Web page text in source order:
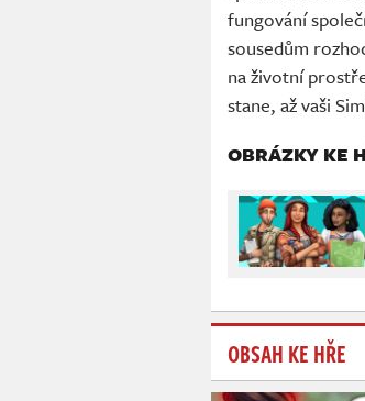
fungování
sousedům
na životní
stane, až vaši
OBRÁZKY KE
OBSAH KE HŘE